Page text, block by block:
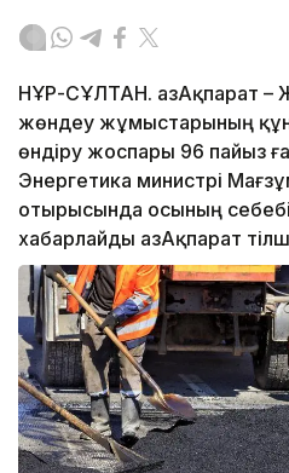
НҰР-СҰЛТАН. ҚазАқпарат
жөндеу жұмыстарының
өндіру жоспары 96 пайыз
Энергетика министрі
отырысында осының
хабарлайды ҚазАқпарат